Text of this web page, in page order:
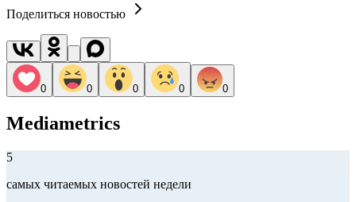
Поделиться новостью
0 0 0 0 0
Mediametrics
5
самых читаемых новостей недели